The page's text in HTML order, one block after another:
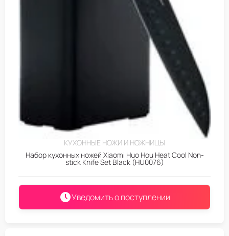
КУХОННЫЕ НОЖИ И НОЖНИЦЫ
Набор кухонных ножей Xiaomi Huo Hou Heat Cool Non-
stick Knife Set Black (HU0076)
Уведомить о поступлении